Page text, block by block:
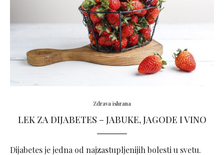
Zdrava ishrana
LEK ZA DIJABETES – JABUKE, JAGODE I VINO
Dijabetes je jedna od najzastupljenijih bolesti u svetu.